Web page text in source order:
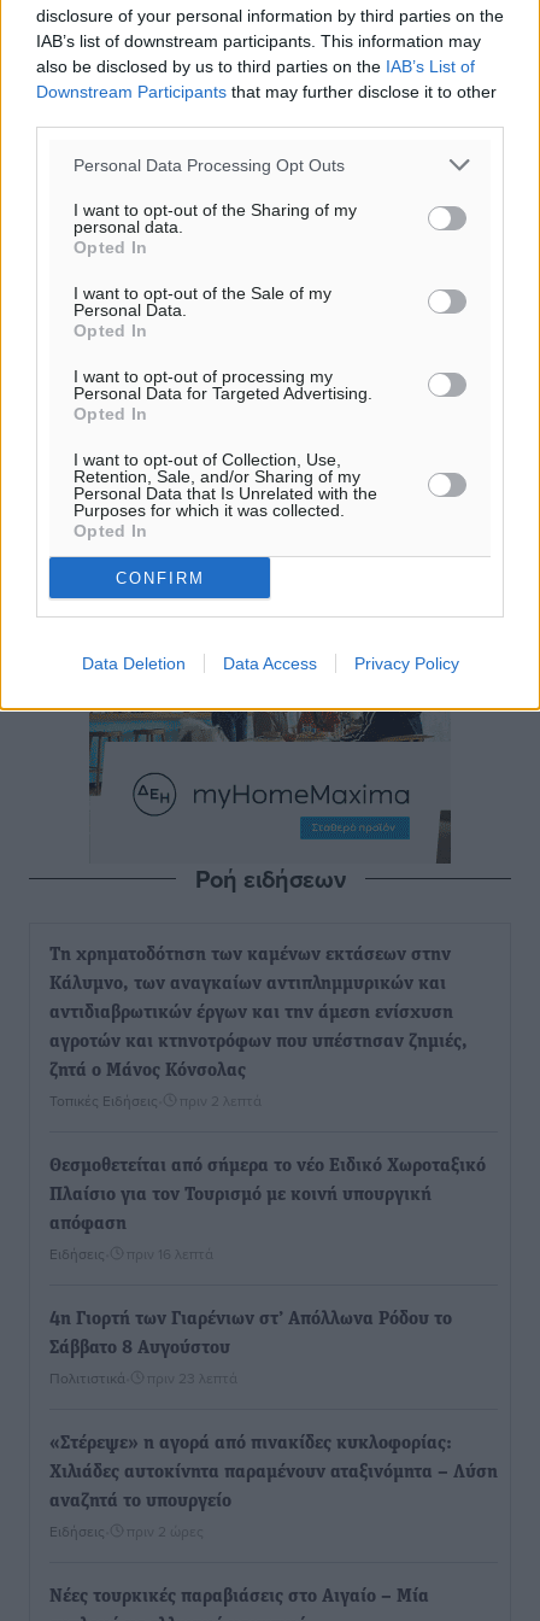
disclosure of your personal information by third parties on the
IAB’s list of downstream participants. This information may
also be disclosed by us to third parties on the IAB’s List of
Downstream Participants that may further disclose it to other
Personal Data Processing Opt Outs
I want to opt-out of the Sharing of my
personal data.
Opted In
I want to opt-out of the Sale of my
Personal Data.
Opted In
I want to opt-out of processing my
Personal Data for Targeted Advertising.
Opted In
I want to opt-out of Collection, Use,
Retention, Sale, and/or Sharing of my
Personal Data that Is Unrelated with the
Purposes for which it was collected.
Opted In
CONFIRM
Data Deletion Data Access Privacy Policy
Ροή ειδήσεων
Τη χρηματοδότηση των καμένων εκτάσεων στην
Κάλυμνο, των αναγκαίων αντιπλημμυρικών και
αντιδιαβρωτικών έργων και την άμεση ενίσχυση
αγροτών και κτηνοτρόφων που υπέστησαν ζημιές,
ζητά ο Μάνος Κόνσολας
Τοπικές Ειδήσεις πριν 2 λεπτά
Θεσμοθετείται από σήμερα το νέο Ειδικό Χωροταξικό
Πλαίσιο για τον Τουρισμό με κοινή υπουργική
απόφαση
Ειδήσεις πριν 16 λεπτά
4η Γιορτή των Γιαρένιων στ’ Απόλλωνα Ρόδου το
Σάββατο 8 Αυγούστου
Πολιτιστικά πριν 23 λεπτά
«Στέρεψε» η αγορά από πινακίδες κυκλοφορίας:
Χιλιάδες αυτοκίνητα παραμένουν αταξινόμητα – Λύση
αναζητά το υπουργείο
Ειδήσεις πριν 2 ώρες
Νέες τουρκικές παραβιάσεις στο Αιγαίο – Μία